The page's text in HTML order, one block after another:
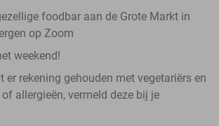
foodbar aan de Grote Markt in
op Zoom
weekend!
er rekening gehouden met vegetariërs en
allergieën, vermeld deze bij je